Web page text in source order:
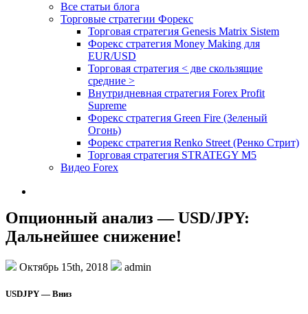
Все статьи блога
Торговые стратегии Форекс
Торговая стратегия Genesis Matrix Sistem
Форекс стратегия Money Making для
EUR/USD
Торговая стратегия < две скользящие
средние >
Внутридневная стратегия Forex Profit
Supreme
Форекс стратегия Green Fire (Зеленый
Огонь)
Форекс стратегия Renko Street (Ренко Стрит)
Торговая стратегия STRATEGY M5
Видео Forex
Опционный анализ — USD/JPY:
Дальнейшее снижение!
Октябрь 15th, 2018 admin
USDJPY — Вниз